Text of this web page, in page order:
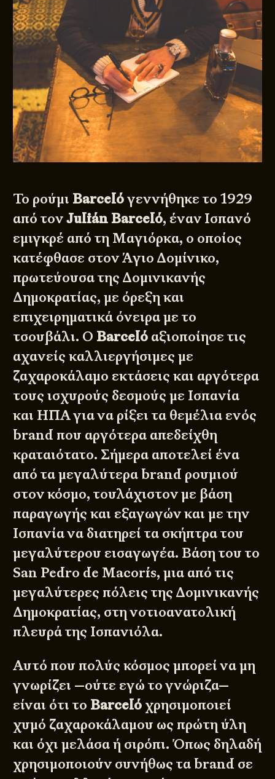
Το ρούμι Barcelóγεννήθηκε το 1929
από τονJulián Barceló, έναν Ισπανό
εμιγκρέ από τη Μαγιόρκα, ο οποίος
κατέφθασε στον Άγιο Δομίνικο,
πρωτεύουσα της Δομινικανής
Δημοκρατίας, με όρεξη και
επιχειρηματικά όνειρα με το
τσουβάλι. Ο Barceló αξιοποίησε τις
αχανείς καλλιεργήσιμες με
ζαχαροκάλαμο εκτάσεις και αργότερα
τους ισχυρούς δεσμούς με Ισπανία
και ΗΠΑ για να ρίξει τα θεμέλια ενός
brand που αργότερα απεδείχθη
κραταιότατο. Σήμερα αποτελεί ένα
από τα μεγαλύτερα brand ρουμιού
στον κόσμο, τουλάχιστον με βάση
παραγωγής και εξαγωγών και με την
Ισπανία να διατηρεί τα σκήπτρα του
μεγαλύτερου εισαγωγέα. Βάση του το
San Pedro de Macorís, μια από τις
μεγαλύτερες πόλεις της Δομινικανής
Δημοκρατίας, στη νοτιοανατολική
πλευρά της Ισπανιόλα.
Αυτό που πολύς κόσμος μπορεί να μη
γνωρίζει —ούτε εγώ το γνώριζα—
είναι ότι το Barceló χρησιμοποιεί
χυμό ζαχαροκάλαμου ως πρώτη ύλη
και όχι μελάσα ή σιρόπι. Όπως δηλαδή
χρησιμοποιούν συνήθως τα brand σε